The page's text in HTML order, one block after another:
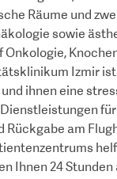
Räume und
sowie
Izmir
ihnen eine
am
Ihnen 24 Stunden